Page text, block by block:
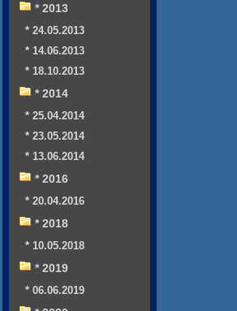
* 2013
* 24.05.2013
* 14.06.2013
* 18.10.2013
* 2014
* 25.04.2014
* 23.05.2014
* 13.06.2014
* 2016
* 20.04.2016
* 2018
* 10.05.2018
* 2019
* 06.06.2019